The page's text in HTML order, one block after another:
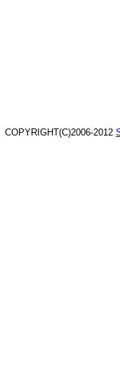
COPYRIGHT(C)2006-2012